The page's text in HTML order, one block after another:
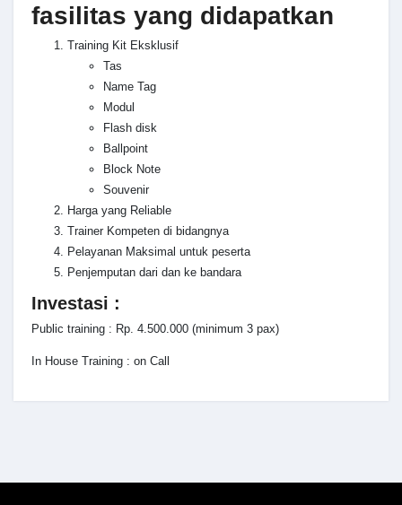
fasilitas yang didapatkan
Training Kit Eksklusif
Tas
Name Tag
Modul
Flash disk
Ballpoint
Block Note
Souvenir
Harga yang Reliable
Trainer Kompeten di bidangnya
Pelayanan Maksimal untuk peserta
Penjemputan dari dan ke bandara
Investasi :
Public training : Rp. 4.500.000 (minimum 3 pax)
In House Training : on Call